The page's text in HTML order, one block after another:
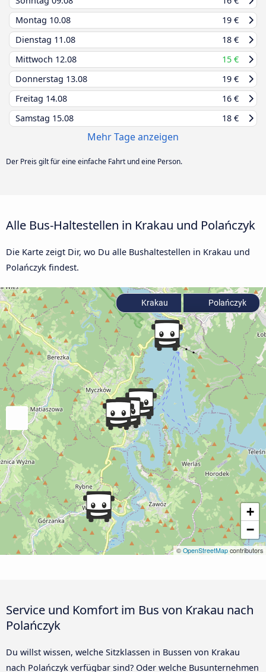
Montag 10.08
19 €
Dienstag 11.08
18 €
Mittwoch 12.08
15 €
Donnerstag 13.08
19 €
Freitag 14.08
16 €
Samstag 15.08 18 €
Mehr Tage anzeigen
Der Preis gilt für eine einfache Fahrt und eine Person.
Alle Bus-Haltestellen in Krakau und Polańczyk
Die Karte zeigt Dir, wo Du alle Bushaltestellen in Krakau und
Polańczyk findest.
+
−
© OpenStreetMap contributors
Krakau Polańczyk
Service und Komfort im Bus von Krakau nach
Polańczyk
Du willst wissen, welche Sitzklassen in Bussen von Krakau
nach Polańczyk verfügbar sind? Oder welche Busunternehmen